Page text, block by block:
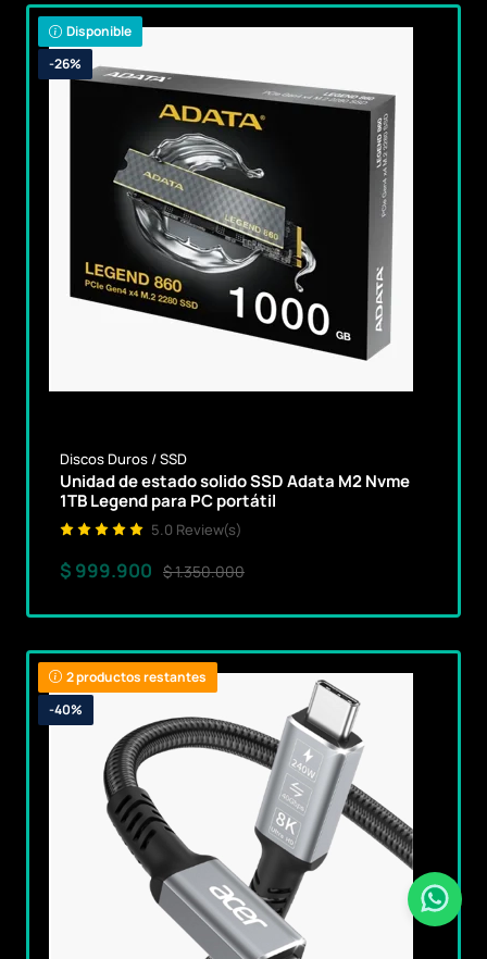
Disponible
-26%
Discos Duros / SSD
Unidad de estado solido SSD Adata M2 Nvme
1TB Legend para PC portátil
5.0 Review(s)
$ 999.900 $ 1.350.000
2 productos restantes
-40%